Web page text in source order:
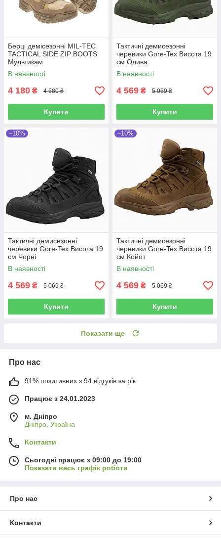
Берці демісезонні MIL-TEC
TACTICAL SIDE ZIP BOOTS
Мультикам
В наявності
4 180 ₴ 4 680 ₴
Купити
Тактичні демисезонні
черевики Gore-Tex Висота 19
см Олива
В наявності
4 569 ₴ 5 069 ₴
Купити
–10%
Тактичні демисезонні
черевики Gore-Tex Висота 19
см Чорні
В наявності
4 569 ₴ 5 069 ₴
Купити
–10%
Тактичні демисезонні
черевики Gore-Tex Висота 19
см Койот
В наявності
4 569 ₴ 5 069 ₴
Купити
Показати ще
Про нас
91% позитивних з 94 відгуків за рік
Працює з 24.01.2023
м. Дніпро
Дніпро, Україна
Контакти
Сьогодні працює з 09:00 до 19:00
Показати весь графік роботи
Про нас
Контакти